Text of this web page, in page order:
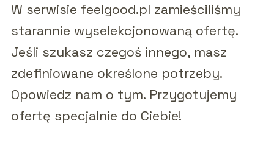
W serwisie feelgood.pl zamieściliśmy
starannie wyselekcjonowaną ofertę.
Jeśli szukasz czegoś innego, masz
zdefiniowane określone potrzeby.
Opowiedz nam o tym. Przygotujemy
ofertę specjalnie do Ciebie!